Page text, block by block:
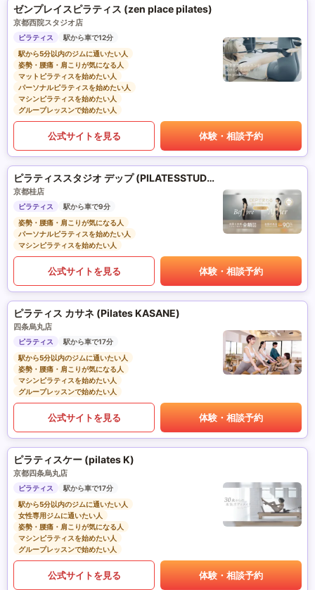
ゼンプレイスピラティス (zen place pilates)
京都西院スタジオ店
ピラティス
駅から車で12分
駅から5分以内のジムに通いたい人
姿勢・腰痛・肩こりが気になる人
マットピラティスを始めたい人
パーソナルピラティスを始めたい人
マシンピラティスを始めたい人
グループレッスンで始めたい人
公式サイトを見る 体験・相談予約
ピラティススタジオ デップ (PILATESSTUDIO DEP)
京都桂店
ピラティス
駅から車で9分
姿勢・腰痛・肩こりが気になる人
パーソナルピラティスを始めたい人
マシンピラティスを始めたい人
公式サイトを見る 体験・相談予約
ピラティス カサネ (Pilates KASANE)
四条烏丸店
ピラティス
駅から車で17分
駅から5分以内のジムに通いたい人
姿勢・腰痛・肩こりが気になる人
マシンピラティスを始めたい人
グループレッスンで始めたい人
公式サイトを見る 体験・相談予約
ピラティスケー (pilates K)
京都四条烏丸店
ピラティス
駅から車で17分
駅から5分以内のジムに通いたい人
女性専用ジムに通いたい人
姿勢・腰痛・肩こりが気になる人
マシンピラティスを始めたい人
グループレッスンで始めたい人
公式サイトを見る 体験・相談予約